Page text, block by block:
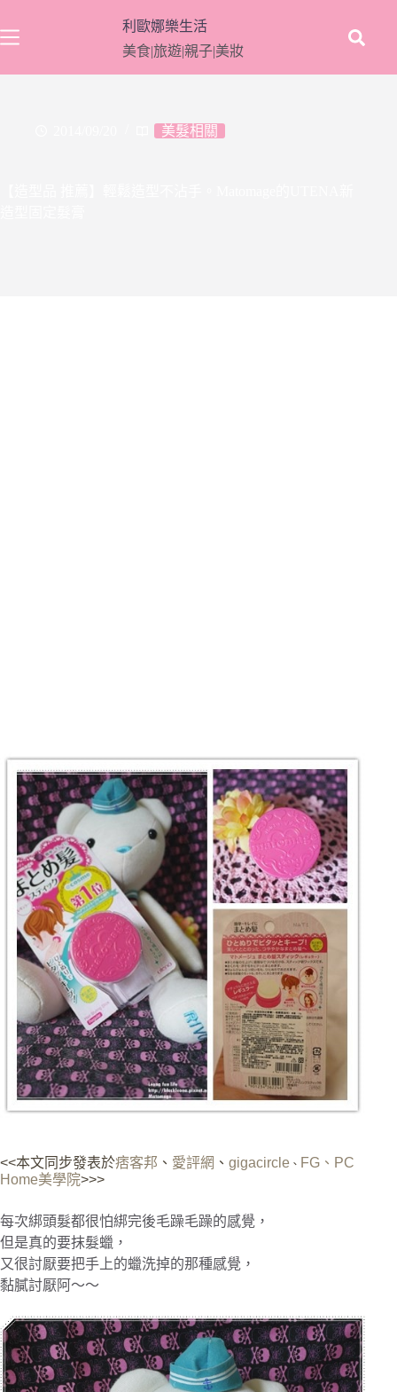
至
要
利歐娜樂生活
美食|旅遊|親子|美妝
美髮相關
<<本文同步發表於痞客邦 、 愛評網 、 gigacircle 、 FG、 PC
Home美學院>>>
每次綁頭髮都很怕綁完後毛躁毛躁的感覺，
但是真的要抹髮蠟，
又很討厭要把手上的蠟洗掉的那種感覺，
黏膩討厭阿～～